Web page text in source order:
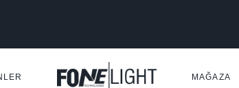
MAĞAZA